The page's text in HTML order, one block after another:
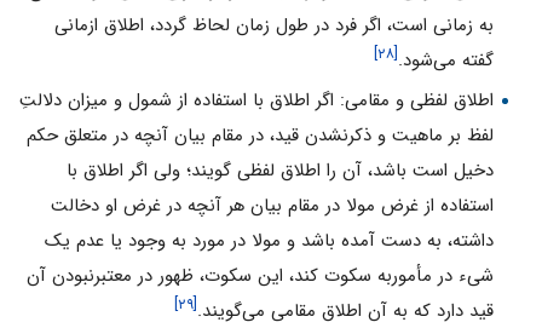
به زمانی است، اگر فرد در طول زمان لحاظ گردد، اطلاق ازمانی
گفته می‌شود.[۲۸]
اطلاق لفظی و مقامی: اگر اطلاق با استفاده از شمول و میزان دلالتِ
لفظ بر ماهیت و ذکرنشدن قید، در مقام بیان آنچه در متعلق حکم
دخیل است باشد، آن را اطلاق لفظی گویند؛ ولی اگر اطلاق با
استفاده از غرض مولا در مقام بیان هر آنچه در غرض او دخالت
داشته، به دست آمده باشد و مولا در مورد به وجود یا عدم یک
شیء در مأموربه سکوت کند، این سکوت، ظهور در معتبرنبودن آن
قید دارد که به آن اطلاق مقامی می‌گویند.[۲۹]